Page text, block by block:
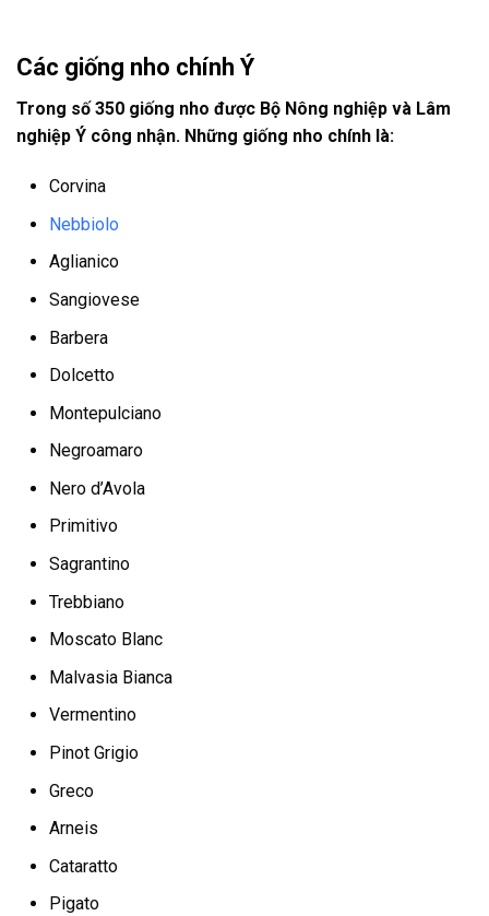
Các giống nho chính Ý
Trong số 350 giống nho được Bộ Nông nghiệp và Lâm
nghiệp Ý công nhận. Những giống nho chính là:
Corvina
Nebbiolo
Aglianico
Sangiovese
Barbera
Dolcetto
Montepulciano
Negroamaro
Nero d’Avola
Primitivo
Sagrantino
Trebbiano
Moscato Blanc
Malvasia Bianca
Vermentino
Pinot Grigio
Greco
Arneis
Cataratto
Pigato